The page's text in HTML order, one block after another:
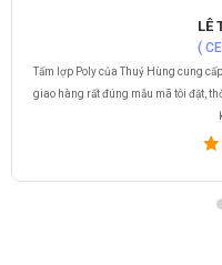
LÊ
(
Tấm lợp Poly của Thuỷ Hùng cung
giao hàng rất đúng mẫu mã tôi đặt,